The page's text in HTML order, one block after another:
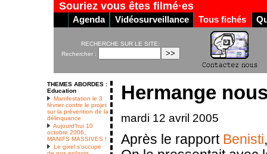
Souriez vous êtes filmé·es
Agenda Vidéosurveillance Tous fichés
RECHERCHE SUR LE SITE:
Rechercher :
THEMES ABORDES :
Education
Manifestation le 3
février contre le projet
sur la prévention de la
délinquance
Aujourd’hui 10
octobre 2006,
MANIFS MASSIVES !
Le gixel s’occupe
Hermange
mardi 12 avril 2005
Après le rapport Benisti